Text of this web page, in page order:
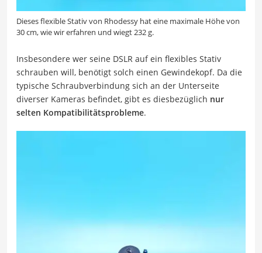
Dieses flexible Stativ von Rhodessy hat eine maximale Höhe von
30 cm, wie wir erfahren und wiegt 232 g.
Insbesondere wer seine DSLR auf ein flexibles Stativ
schrauben will, benötigt solch einen Gewindekopf. Da die
typische Schraubverbindung sich an der Unterseite
diverser Kameras befindet, gibt es diesbezüglich nur
selten Kompatibilitätsprobleme.